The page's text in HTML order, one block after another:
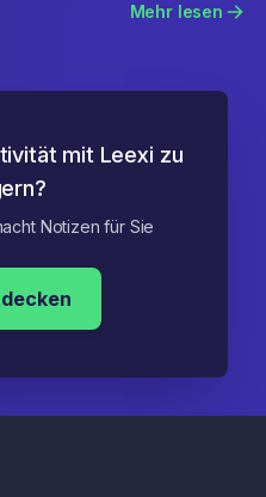
Mehr lesen
mit Leexi zu
Notizen für Sie